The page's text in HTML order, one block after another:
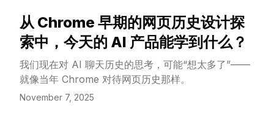
从 Chrome 早期的网页历史设计探
索中，今天的 AI 产品能学到什么？
我们现在对 AI 聊天历史的思考，可能“想太多了”——
就像当年 Chrome 对待网页历史那样。
November 7, 2025
View Article